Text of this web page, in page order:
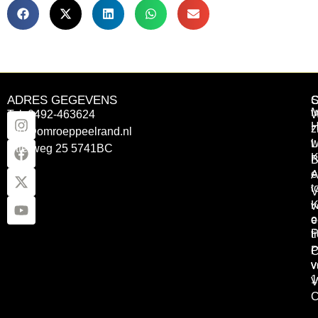
ADRES GEGEVENS
Tel: 0492-463624
info@omroeppeelrand.nl
Otterweg 25 5741BC